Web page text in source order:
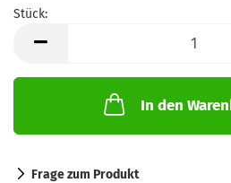
Stück:
In den
Frage zum Produkt